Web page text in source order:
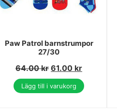
Paw Patrol barnstrumpor
27/30
64.00kr 61.00 kr
Lägg till i varukorg